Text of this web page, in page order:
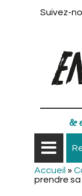
Suivez-
&
Accueil »
prendre